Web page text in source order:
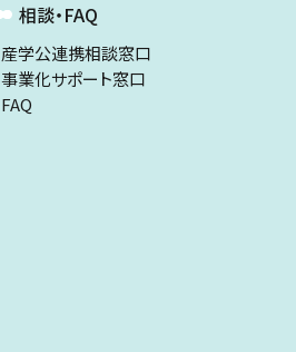
相談・FAQ
産学公連携相談窓口
事業化サポート窓口
FAQ